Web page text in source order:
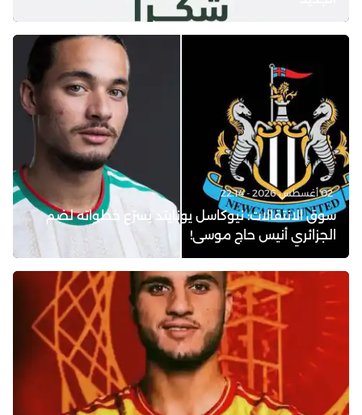
02 أغسطس 2026 - 22:14
سوق الانتقالات: نيوكاسل يونايتد يسرّع خطواته لضم
الجزائري أنيس حاج موسى!